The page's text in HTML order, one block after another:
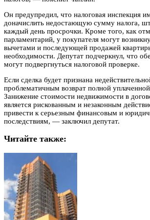
Он предупредил, что налоговая инспекция
доначислить недостающую сумму налога,
каждый день просрочки. Кроме того, как
парламентарий, у покупателя могут
вычетами и последующей продажей
необходимости. Депутат подчеркнул, что
могут подвергнуться налоговой проверке.
Если сделка будет признана
проблематичным возврат полной
Занижение стоимости недвижимости в
является рискованным и незаконным
привести к серьезным финансовым и
последствиям, — заключил депутат.
Читайте также: